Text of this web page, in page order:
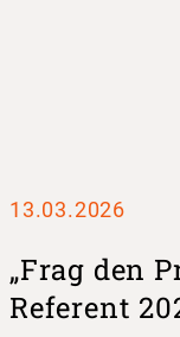
13.03.2026
„Frag den
Referent